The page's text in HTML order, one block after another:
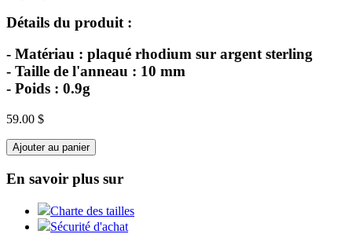
Détails du produit :
- Matériau : plaqué rhodium sur argent sterling
- Taille de l'anneau : 10 mm
- Poids : 0.9g
59.00 $
Ajouter au panier
En savoir plus sur
Charte des tailles
Sécurité d'achat